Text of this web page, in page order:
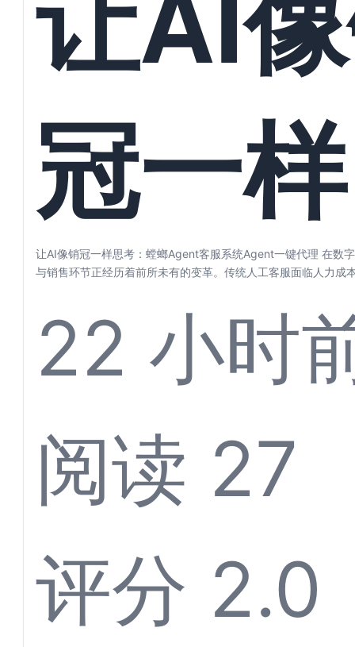
冠一
考：
服系统
让AI像销冠一样思考：螳螂Agent客服系统Agent一键代理 在数
与销售环节正经历着前所未有的变革。传统人工客服面临人力成
22 小时
阅读 27
评分 2.0